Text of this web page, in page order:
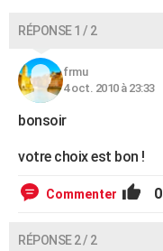
S'inscrire
Se connecter
Lycées
Collèges
Primaires
Universités
Entreprises
Service militaire
Avis de recherche
AVIS DE DÉCÈS
FORUM
Bricolage
Lifestyle
Culture
Sport
Auto
Television
Voyage
Cinema
RÉPONSE 1 / 2
frmu
4 oct. 2010 à 23:33
bonsoir
votre choix est bon !
Commenter 0
RÉPONSE 2 / 2